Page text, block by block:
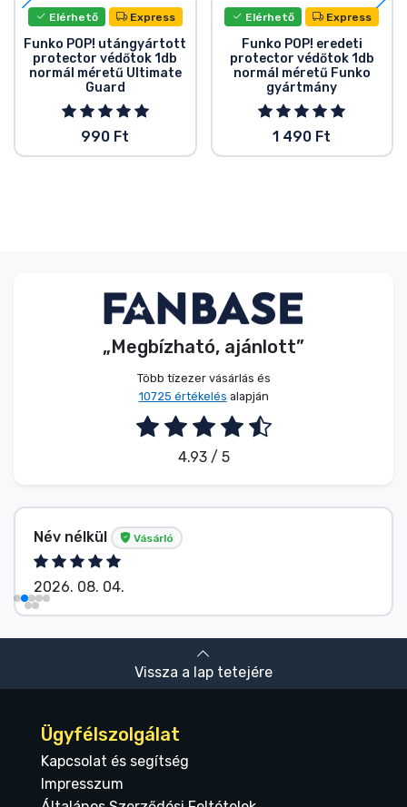
Elérhető Express
Funko POP! utángyártott
protector védőtok 1db
normál méretű Ultimate
Guard
990 Ft
Elérhető Express
Funko POP! eredeti
protector védőtok 1db
normál méretű Funko
gyártmány
1 490 Ft
„Megbízható, ajánlott”
Több tízezer vásárlás és
10725 értékelés alapján
4.93 / 5
Név nélkül Vásárló
2026. 08. 04.
Vissza a lap tetejére
Ügyfélszolgálat
Kapcsolat és segítség
Impresszum